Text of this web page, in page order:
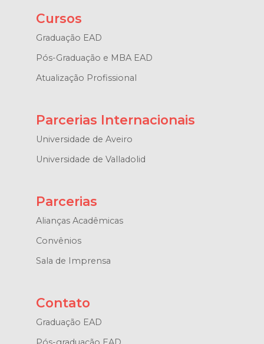
Cursos
Graduação EAD
Pós-Graduação e MBA EAD
Atualização Profissional
Parcerias Internacionais
Universidade de Aveiro
Universidade de Valladolid
Parcerias
Alianças Acadêmicas
Convênios
Sala de Imprensa
Contato
Graduação EAD